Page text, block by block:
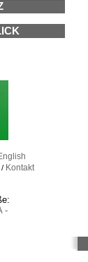
/ Kontakt
-